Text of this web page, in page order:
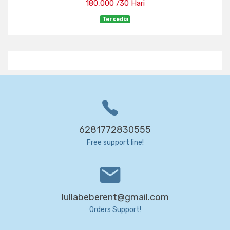
180,000 /30 Hari
Tersedia
6281772830555
Free support line!
lullabeberent@gmail.com
Orders Support!